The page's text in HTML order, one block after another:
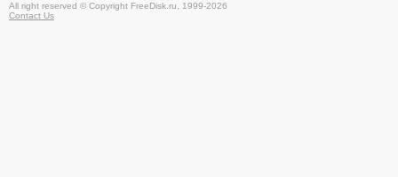
All right reserved © Copyright FreeDisk.ru, 1999-2026
Contact Us